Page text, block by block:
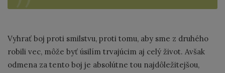
Vyhrať boj proti smilstvu, proti tomu, aby sme z druhého
robili vec, môže byť úsilím trvajúcim aj celý život. Avšak
odmena za tento boj je absolútne tou najdôležitejšou,